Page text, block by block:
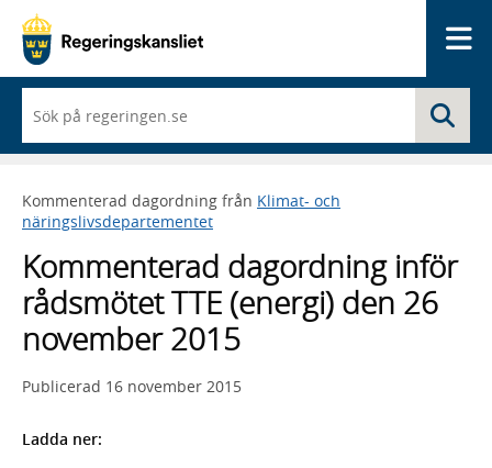
du
börjar
skriva
framträder
en
med
sökförslag
Kommenterad dagordning från Klimat- och
näringslivsdepartementet
Kommenterad dagordning inför
rådsmötet TTE (energi) den 26
november 2015
Publicerad 16 november 2015
Ladda ner: